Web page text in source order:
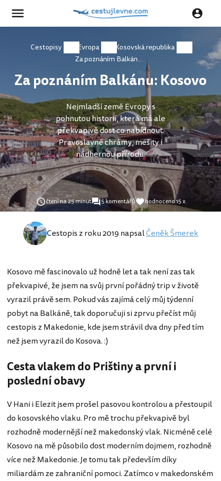
Cestopisy Evropa
Kosovská republika
Za poznáním Balkánu: Kosovo
Za poznáním Balkánu: Kosovo
Nejmladší země Evropy s
pohnutou historií, která má ale
překvapivě dost co nabídnout.
Pravoslavné chrámy, mešity i
nádhernou přírodu.
čtení na 25 minut 5 komentářů hodnoceno 15 x
Cestopis z roku 2019 napsalČeněk Šmerek
Kosovo mě fascinovalo už hodně let a tak není zas tak
překvapivé, že jsem na svůj první pořádný trip v životě
vyrazil právě sem. Pokud vás zajímá celý můj týdenní
pobyt na Balkáně, tak doporučuji si zprvu přečíst můj
cestopis z Makedonie, kde jsem strávil dva dny před tím
než jsem vyrazil do Kosova. :)
Cesta vlakem do Prištiny a první i
poslední obavy
V Hani i Elezit jsem prošel pasovou kontrolou a přestoupil
do kosovského vlaku. Pro mě trochu překvapivě byl
rozhodně modernější než makedonský vlak. Nicméně celé
Kosovo na mě působilo dost moderním dojmem, rozhodně
více než Makedonie. Je tomu tak především díky
miliardám ze zahraniční pomoci. Zatímco v makedonském